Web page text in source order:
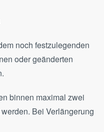
noch festzulegenden
oder geänderten
binnen maximal zwei
Bei Verlängerung